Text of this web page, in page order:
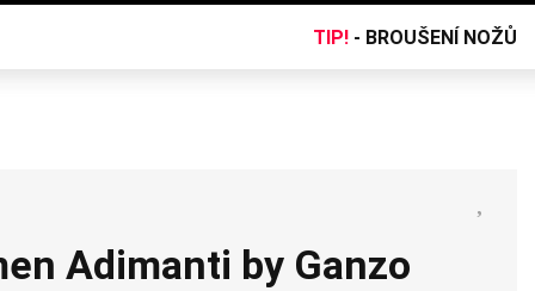
TIP! - BROUŠENÍ NOŽŮ
Adimanti by Ganzo